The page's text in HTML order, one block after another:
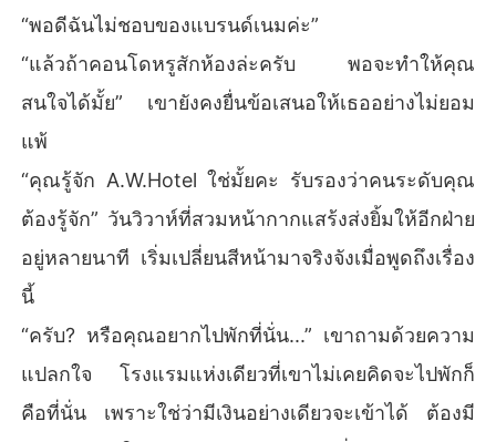
“พอดีฉันไม่ชอบของแบรนด์เนมค่ะ”
“แล้วถ้าคอนโดหรูสักห้องล่ะครับ พอจะทำให้คุณ
สนใจได้มั้ย” เขายังคงยื่นข้อเสนอให้เธออย่างไม่ยอม
แพ้
“คุณรู้จัก A.W.Hotel ใช่มั้ยคะ รับรองว่าคนระดับคุณ
ต้องรู้จัก” วันวิวาห์ที่สวมหน้ากากแสร้งส่งยิ้มให้อีกฝ่าย
อยู่หลายนาที เริ่มเปลี่ยนสีหน้ามาจริงจังเมื่อพูดถึงเรื่อง
นี้
“ครับ? หรือคุณอยากไปพักที่นั่น...” เขาถามด้วยความ
แปลกใจ โรงแรมแห่งเดียวที่เขาไม่เคยคิดจะไปพักก็
คือที่นั่น เพราะใช่ว่ามีเงินอย่างเดียวจะเข้าได้ ต้องมี